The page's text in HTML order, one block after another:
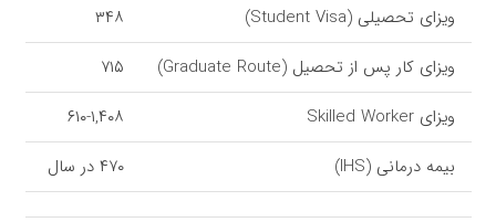
ویزای تحصیلی (Student Visa)
۳۴۸
ویزای کار پس از تحصیل (Graduate Route)
۷۱۵
ویزای Skilled Worker
۶۱۰-۱,۴۰۸
بیمه درمانی (IHS)
۴۷۰ در سال